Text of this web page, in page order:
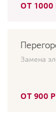
ОТ 1000
Замена
ОТ 900